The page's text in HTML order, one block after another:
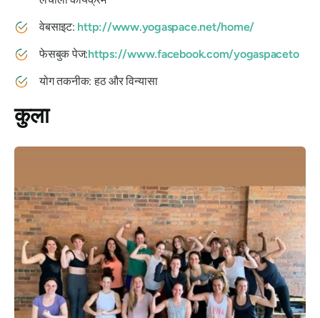
वेबसाइट: http://www.yogaspace.net/home/
फेसबुक पेज:https://www.facebook.com/yogaspaceto
योग तकनीक: हठ और विन्यासा
कुला